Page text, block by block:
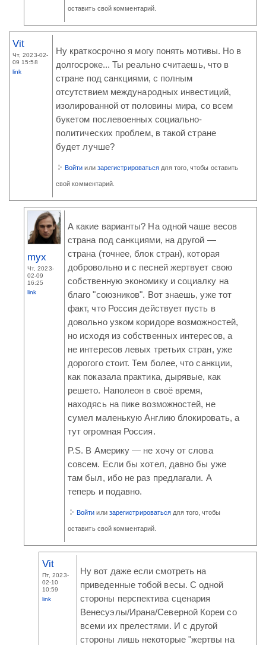
оставить свой комментарий.
Vit
Чт, 2023-02-
09 15:58
link
Ну краткосрочно я могу понять мотивы. Но в
долгосроке... Ты реально считаешь, что в
стране под санкциями, с полным
отсутствием международных инвестиций,
изолированной от половины мира, со всем
букетом послевоенных социально-
политических проблем, в такой стране
будет лучше?
Войти или зарегистрироваться для того, чтобы оставить
свой комментарий.
myx
Чт, 2023-
02-09
16:25
link
А какие варианты? На одной чаше весов
страна под санкциями, на другой —
страна (точнее, блок стран), которая
добровольно и с песней жертвует свою
собственную экономику и социалку на
благо "союзников". Вот знаешь, уже тот
факт, что Россия действует пусть в
довольно узком коридоре возможностей,
но исходя из собственных интересов, а
не интересов левых третьих стран, уже
дорогого стоит. Тем более, что санкции,
как показала практика, дырявые, как
решето. Наполеон в своё время,
находясь на пике возможностей, не
сумел маленькую Англию блокировать, а
тут огромная Россия.
P.S. В Америку — не хочу от слова
совсем. Если бы хотел, давно бы уже
там был, ибо не раз предлагали. А
теперь и подавно.
Войти или зарегистрироваться для того, чтобы
оставить свой комментарий.
Vit
Пт, 2023-
02-10
10:59
link
Ну вот даже если смотреть на
приведенные тобой весы. С одной
стороны перспектива сценария
Венесуэлы/Ирана/Северной Кореи со
всеми их прелестями. И с другой
стороны лишь некоторые "жертвы на